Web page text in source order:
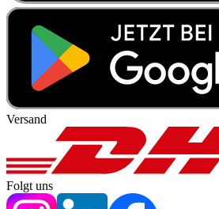
Versand
Folgt uns